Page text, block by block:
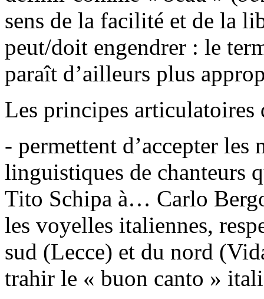
sens de la facilité et de la
peut/doit engendrer : le
paraît d’ailleurs plus
Les principes
- permettent d’accepter les
linguistiques de chanteurs
Tito Schipa à… Carlo
les voyelles italiennes,
sud (Lecce) et du nord
trahir le « buon canto »